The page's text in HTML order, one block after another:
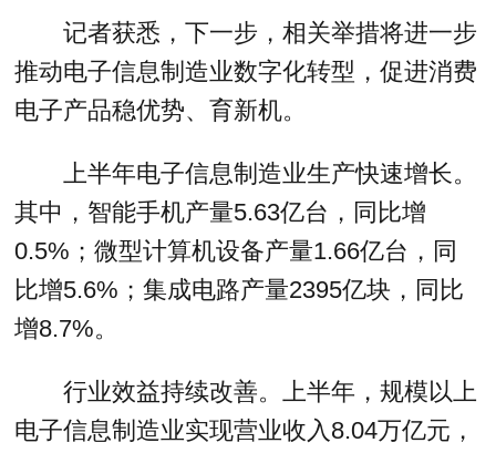
记者获悉，下一步，相关举措将进一步
推动电子信息制造业数字化转型，促进消费
电子产品稳优势、育新机。
上半年电子信息制造业生产快速增长。
其中，智能手机产量5.63亿台，同比增
0.5%；微型计算机设备产量1.66亿台，同
比增5.6%；集成电路产量2395亿块，同比
增8.7%。
行业效益持续改善。上半年，规模以上
电子信息制造业实现营业收入8.04万亿元，